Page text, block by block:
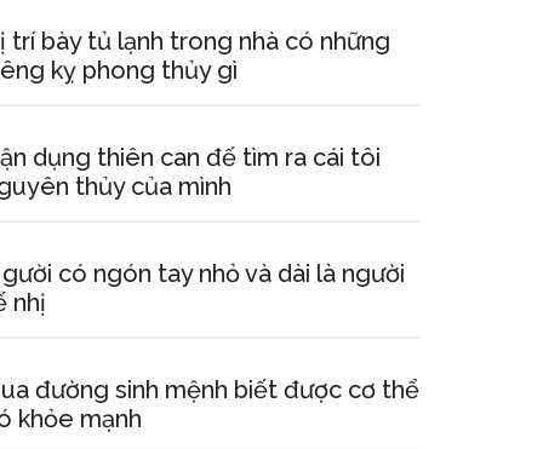
trí bày tủ lạnh trong nhà có những
kỵ phong thủy gì
dụng thiên can đế tìm ra cái tôi
thủy của mình
có ngón tay nhỏ và dài là người
nhị
đường sinh mệnh biết được cơ thể
khỏe mạnh